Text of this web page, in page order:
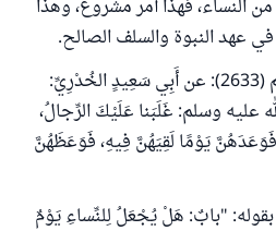
النساء، فهذا أمر مشروع، وهذا
عهد النبوة والسلف الصالح.
روى البخاري (101)، ومسلم (2633): عن أَبِي سَعِيدٍ الخُدْرِيِّ:
عليه وسلم: ‌غَلَبَنا عَلَيْكَ الرِّجالُ،
يَوْمًا لَقِيَهُنَّ فِيهِ، فَوَعَظَهُنَّ
"بابٌ: هَلْ يُجْعَلُ لِلنِّساءِ يَوْمٌ